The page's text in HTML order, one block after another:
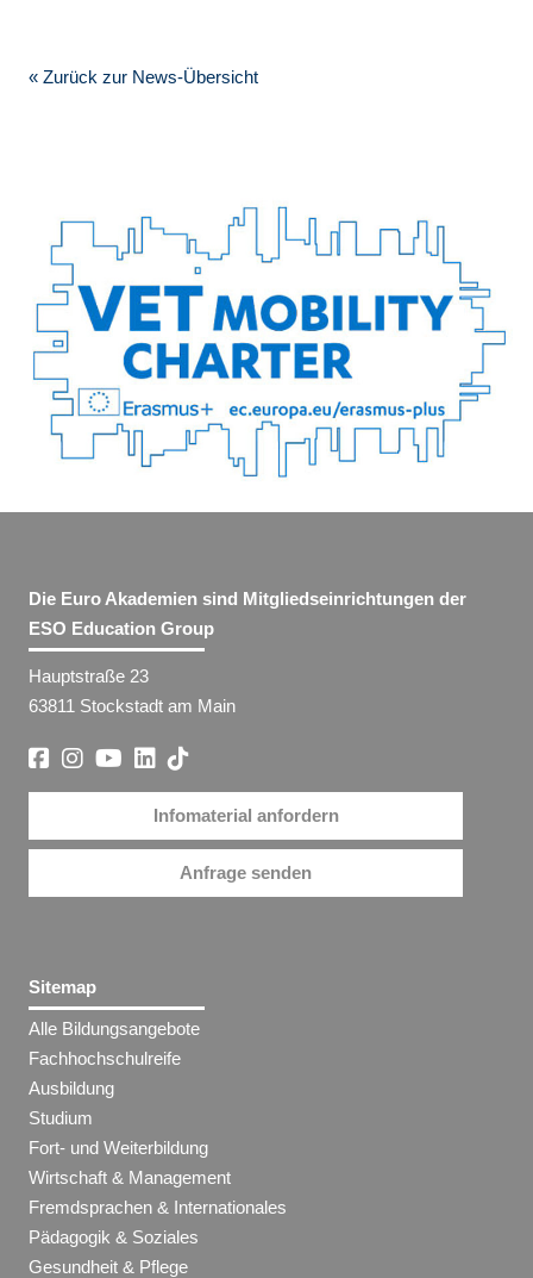
« Zurück zur News-Übersicht
Die Euro Akademien sind Mitgliedseinrichtungen der
ESO Education Group
Hauptstraße 23
63811 Stockstadt am Main
Infomaterial anfordern
Anfrage senden
Sitemap
Alle Bildungsangebote
Fachhochschulreife
Ausbildung
Studium
Fort- und Weiterbildung
Wirtschaft & Management
Fremdsprachen & Internationales
Pädagogik & Soziales
Gesundheit & Pflege